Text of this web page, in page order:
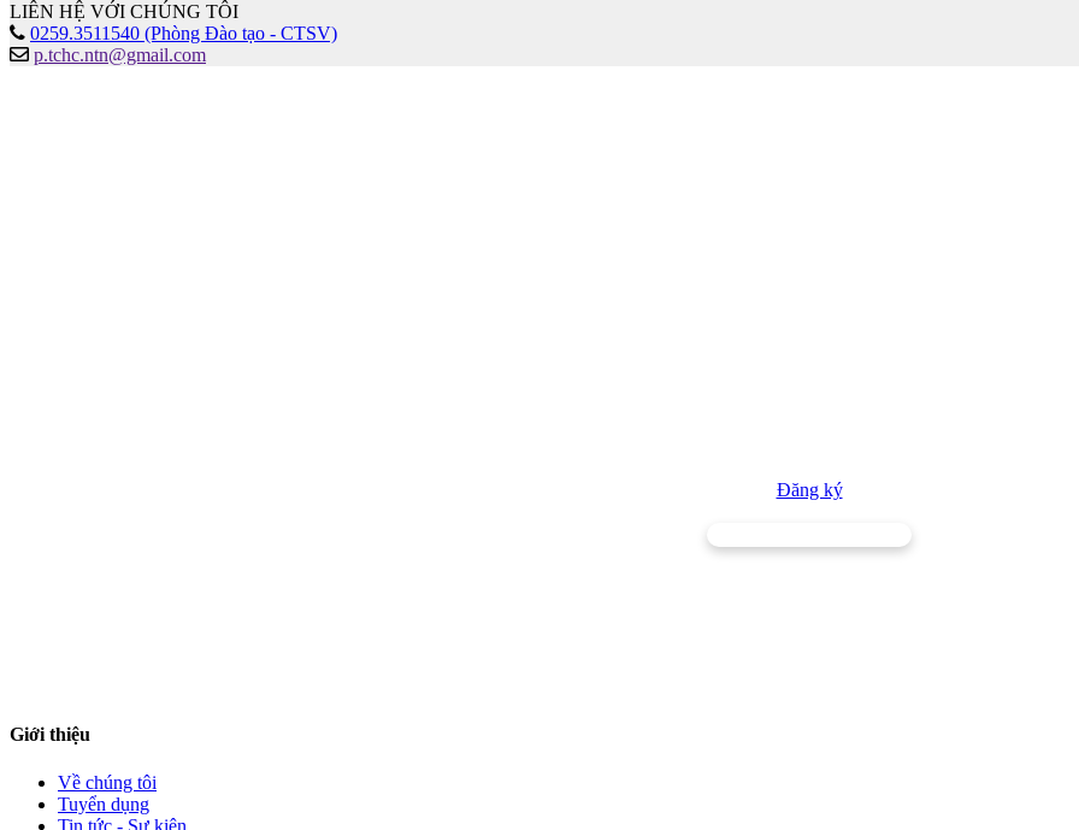
LIÊN HỆ VỚI CHÚNG TÔI
0259.3511540 (Phòng Đào tạo - CTSV)
p.tchc.ntn@gmail.com
Đăng ký
Giới thiệu
Về chúng tôi
Tuyển dụng
Tin tức - Sự kiện